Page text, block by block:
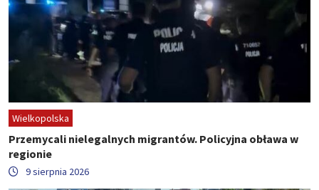
Wielkopolska
Przemycali nielegalnych migrantów. Policyjna obława w
regionie
9 sierpnia 2026